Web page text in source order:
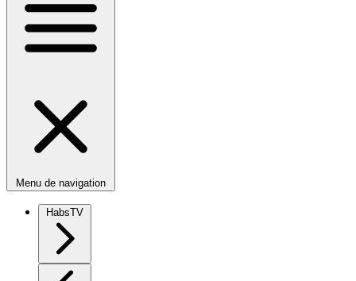
Menu de navigation
HabsTV